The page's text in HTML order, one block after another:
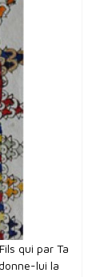
qui par Ta
lui la